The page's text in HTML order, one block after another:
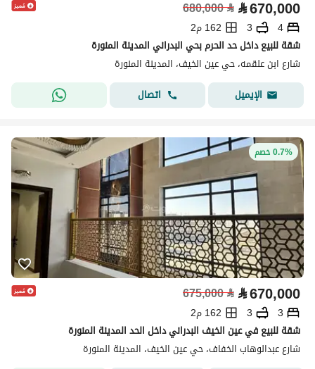
⃁670,000
⃁
680,000
4
3
162 م2
شقة للبيع داخل حد الحرم بحي البدراني المدينة المنورة
شارع ابن علقمه، حي عين الخيف، المدينة المنورة
الإيميل
اتصال
0.7% خصم
⃁670,000
⃁
675,000
3
3
162 م2
شقة للبيع في عين الخيف البدراني داخل الحد المدينة المنورة
شارع عبدالوهاب الخفاف، حي عين الخيف، المدينة المنورة